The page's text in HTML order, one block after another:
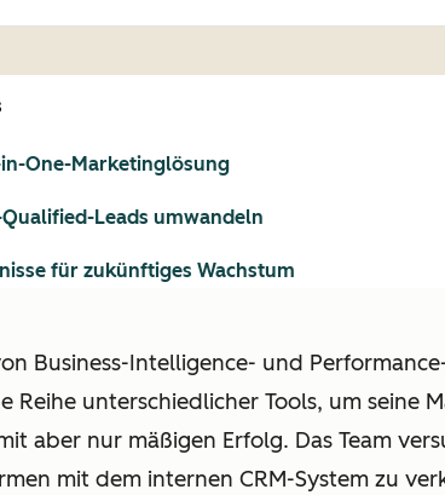
Business-Intelligence- und
Reihe unterschiedlicher Tools, um seine
aber nur mäßigen Erfolg. Das Team
mit dem internen CRM-System zu
One-Marketinglösung
Leads umwandeln
für zukünftiges Wachstum